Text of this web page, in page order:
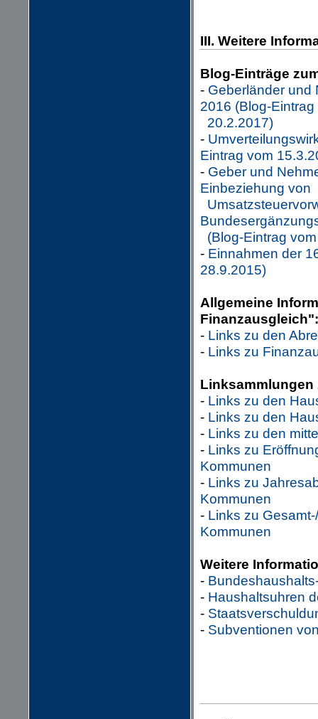
III. Weitere
Blog-Einträge
- Geberländer und
2016 (Blog-Eintrag
20.2.2017)
-
Eintrag vom
- Geber und
Einbeziehung von
(Blog-Eintrag
- Einnahmen der
28.9.2015)
Allgemeine
Finanzausgleich":
- Links zu den
- Links zu
Linksammlungen
- Links zu den
- Links zu den
- Links zu den
- Links zu
Kommunen
- Links zu
Kommunen
- Links zu
Kommunen
Weitere
-
- Haushaltsuhren
-
- Subventionen